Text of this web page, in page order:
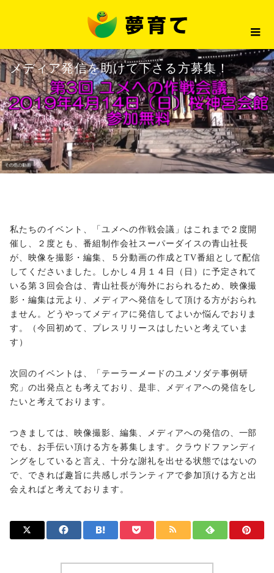
最新情報
最新情報
メディア発信を助けて下さる方募集！
私たちのイベント、「ユメへの作戦会議」はこれまで２度開
催し、２度とも、番組制作会社スーパーダイスの青山社長
が、映像を撮影・編集、５分動画の作成とTV番組として配信
してくださいました。しかし４月１４日（日）に予定されて
いる第３回会合は、青山社長が海外におられるため、映像撮
影・編集は元より、メディアへ発信をして頂ける方がおられ
ません。どうやってメディアに発信してよいか悩んでおりま
す。（今回初めて、プレスリリースはしたいと考えていま
す）
次回のイベントは、「テーラーメードのユメソダテ事例研
究」の出発点とも考えており、是非、メディアへの発信をし
たいと考えております。
つきましては、映像撮影、編集、メディアへの発信の、一部
でも、お手伝い頂ける方を募集します。クラウドファンディ
ングをしていると言え、十分な謝礼を出せる状態ではないの
で、できれば趣旨に共感しボランティアで参加頂ける方と出
会えればと考えております。